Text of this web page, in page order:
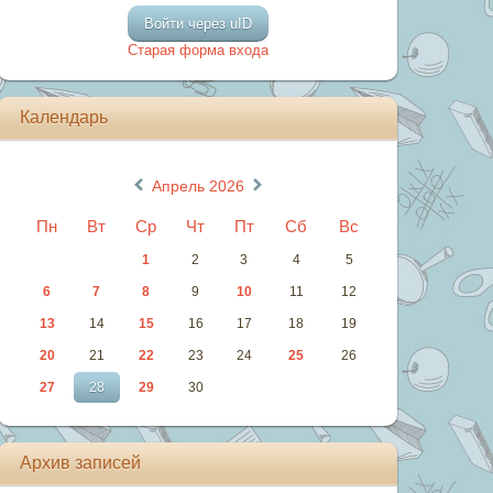
Войти через uID
Старая форма входа
Календарь
« Апрель 2026 »
Пн Вт Ср Чт Пт Сб Вс
1 2 3 4 5
6 7 8 9 10 11 12
13 14 15 16 17 18 19
20 21 22 23 24 25 26
27 28 29 30
Архив записей